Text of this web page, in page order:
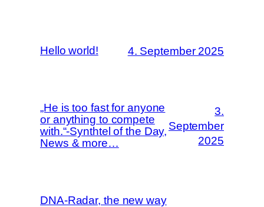
Hello world! 4. September 2025
„He is too fast for anyone
or anything to compete
with.“-Synthtel of the Day,
News & more…
3.
September
2025
DNA-Radar, the new way